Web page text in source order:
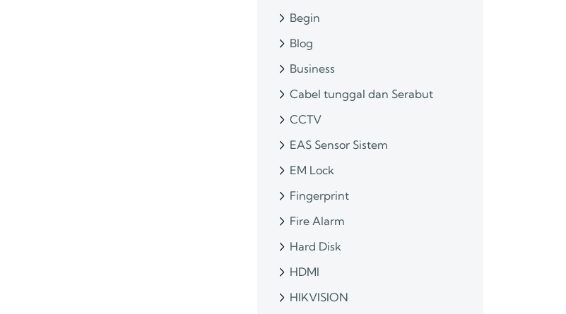
Begin
Blog
Business
Cabel tunggal dan Serabut
CCTV
EAS Sensor Sistem
EM Lock
Fingerprint
Fire Alarm
Hard Disk
HDMI
HIKVISION